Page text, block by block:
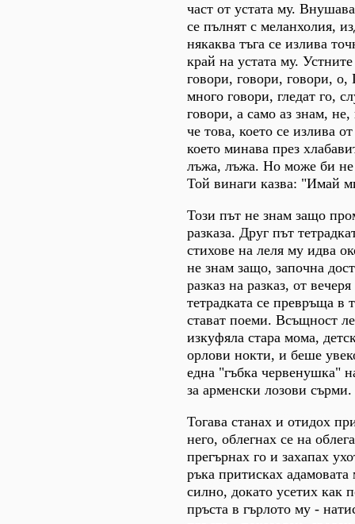
част от устата му.
се пълнят с меланхолия,
някаква тъга се излива
край на устата му.
говори, говори, говори, o,
много говори, гледат го,
говори, а само аз знам,
че това, което се излива
което минава през
лъжа, лъжа. Но може би
Той винаги казва: "Имай
Този път не знам защо
разказа. Друг път
стихове на леля му идва
не знам защо, започна
разказ на разказ, от
тетрадката се превръща в
стават поеми. Всъщност
изкуфяла стара мома,
орлови нокти, и беше
една "гъбка червенушка"
за арменски лозови сърми.
Тогава станах и отидох
него, облегнах се на
прегърнах го и захапах
ръка притисках
силно, докато усетих как
пръста в гърлото му -